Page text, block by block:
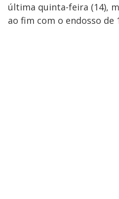
última quinta-feira (14),
ao fim com o endosso de